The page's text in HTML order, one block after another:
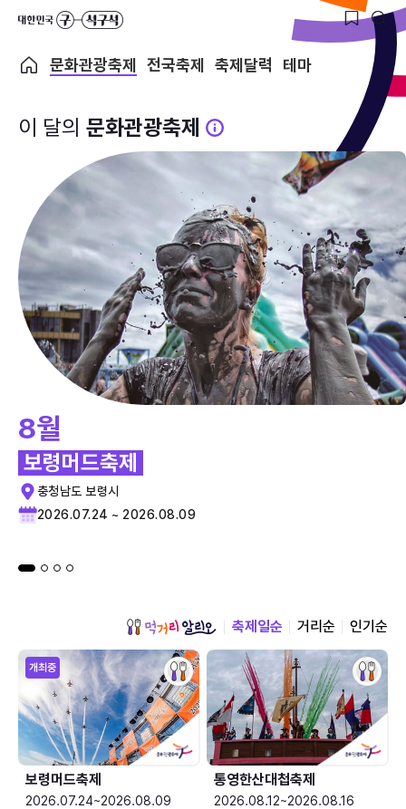
문화관광축제 전국축제 축제달력 테마
이 달의 문화관광축제
8월
보령머드축제
충청남도 보령시
2026.07.24 ~ 2026.08.09
축제일순 거리순 인기순
개최중
보령머드축제
2026.07.24~2026.08.09
통영한산대첩축제
2026.08.12~2026.08.16